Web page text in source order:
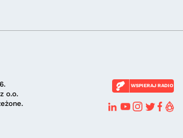
o.o.
WSPIERAJ RADIO